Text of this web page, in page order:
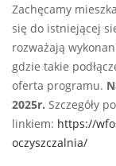
Zachęcamy
się do istniejącej
rozważają
gdzie takie
oferta programu.
2025r. Szczegóły
linkiem: https://
oczyszczalnia/